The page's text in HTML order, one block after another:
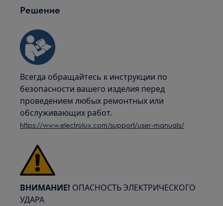
Решение
Всегда обращайтесь к инструкции по
безопасности вашего изделия перед
проведением любых ремонтных или
обслуживающих работ.
https://www.electrolux.com/support/user-manuals/
ВНИМАНИЕ! ОПАСНОСТЬ ЭЛЕКТРИЧЕСКОГО
УДАРА